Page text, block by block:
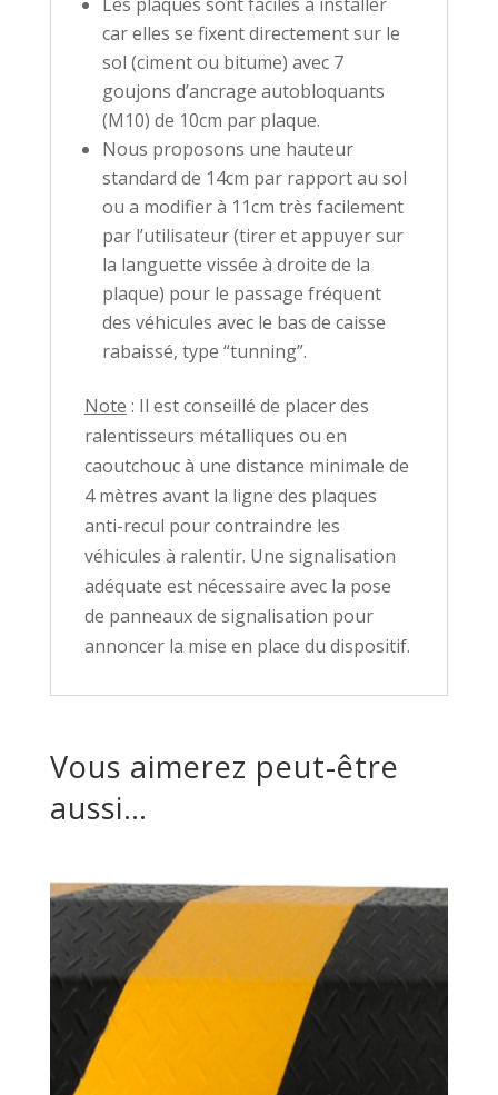
car elles se fixent directement sur le
sol (ciment ou bitume) avec 7
goujons d’ancrage autobloquants
(M10) de 10cm par plaque.
Nous proposons une hauteur
standard de 14cm par rapport au sol
ou a modifier à 11cm très facilement
par l’utilisateur (tirer et appuyer sur
la languette vissée à droite de la
plaque) pour le passage fréquent
des véhicules avec le bas de caisse
rabaissé, type “tunning”.
Note : Il est conseillé de placer des
ralentisseurs métalliques ou en
caoutchouc à une distance minimale de
4 mètres avant la ligne des plaques
anti-recul pour contraindre les
véhicules à ralentir. Une signalisation
adéquate est nécessaire avec la pose
de panneaux de signalisation pour
annoncer la mise en place du dispositif.
Vous aimerez peut-être
aussi…